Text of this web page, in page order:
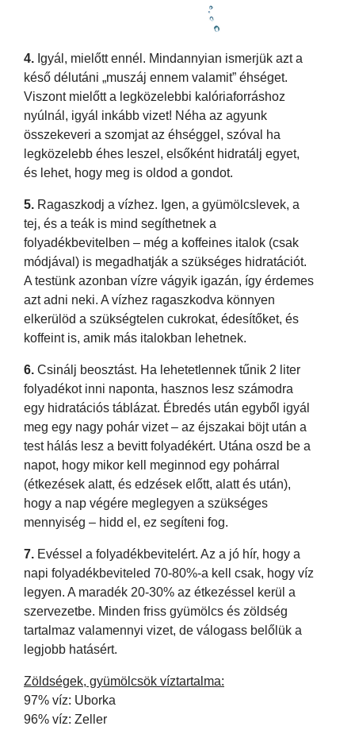
4. Igyál, mielőtt ennél. Mindannyian ismerjük azt a
késő délutáni „muszáj ennem valamit” éhséget.
Viszont mielőtt a legközelebbi kalóriaforráshoz
nyúlnál, igyál inkább vizet! Néha az agyunk
összekeveri a szomjat az éhséggel, szóval ha
legközelebb éhes leszel, elsőként hidratálj egyet,
és lehet, hogy meg is oldod a gondot.
5. Ragaszkodj a vízhez. Igen, a gyümölcslevek, a
tej, és a teák is mind segíthetnek a
folyadékbevitelben – még a koffeines italok (csak
módjával) is megadhatják a szükséges hidratációt.
A testünk azonban vízre vágyik igazán, így érdemes
azt adni neki. A vízhez ragaszkodva könnyen
elkerülöd a szükségtelen cukrokat, édesítőket, és
koffeint is, amik más italokban lehetnek.
6. Csinálj beosztást. Ha lehetetlennek tűnik 2 liter
folyadékot inni naponta, hasznos lesz számodra
egy hidratációs táblázat. Ébredés után egyből igyál
meg egy nagy pohár vizet – az éjszakai böjt után a
test hálás lesz a bevitt folyadékért. Utána oszd be a
napot, hogy mikor kell meginnod egy pohárral
(étkezések alatt, és edzések előtt, alatt és után),
hogy a nap végére meglegyen a szükséges
mennyiség – hidd el, ez segíteni fog.
7. Evéssel a folyadékbevitelért. Az a jó hír, hogy a
napi folyadékbeviteled 70-80%-a kell csak, hogy víz
legyen. A maradék 20-30% az étkezéssel kerül a
szervezetbe. Minden friss gyümölcs és zöldség
tartalmaz valamennyi vizet, de válogass belőlük a
legjobb hatásért.
Zöldségek, gyümölcsök víztartalma:
97% víz: Uborka
96% víz: Zeller